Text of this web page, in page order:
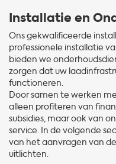
Installatie en
Ons gekwalificeerde
professionele installatie
bieden we
zorgen dat uw
functioneren.
Door samen te werken
alleen profiteren van
subsidies, maar ook van
service. In de volgende
van het aanvragen van
uitlichten.